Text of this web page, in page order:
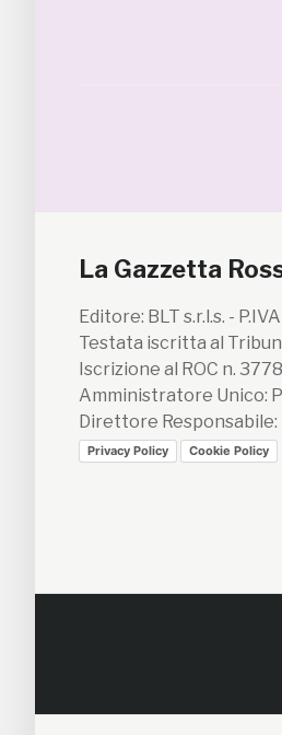
La Gazzetta
Editore: BLT s.r.l.s. -
Testata iscritta al
Iscrizione al ROC n.
Amministratore Unico:
Direttore
Privacy Policy Cookie Policy